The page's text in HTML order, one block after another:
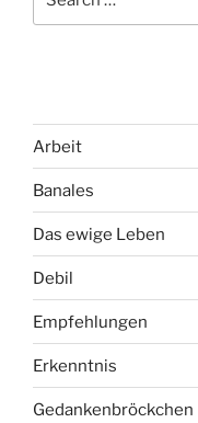
for:
Arbeit
Banales
Das ewige Leben
Debil
Empfehlungen
Erkenntnis
Gedankenbröckchen